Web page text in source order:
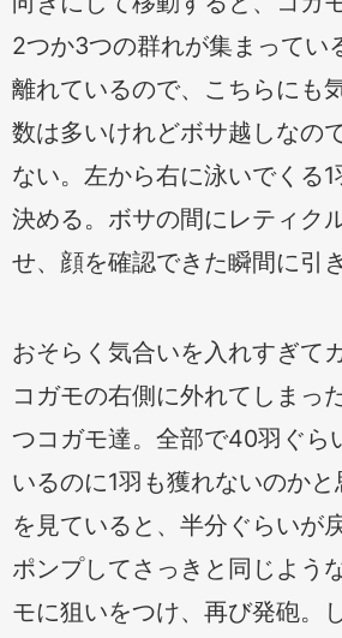
2つか3つの群れが集まってい
離れているので、こちらにも
数は多いけれどボサ越しなの
ない。左から右に泳いでくる
決める。ボサの間にレティク
せ、顔を確認できた瞬間に引
おそらく気合いを入れすぎて
コガモの右側に外れてしまっ
つコガモ達。全部で40羽ぐら
いるのに1羽も獲れないのか
を見ていると、半分ぐらいが
ポンプしてさっきと同じよう
モに狙いをつけ、再び発砲。